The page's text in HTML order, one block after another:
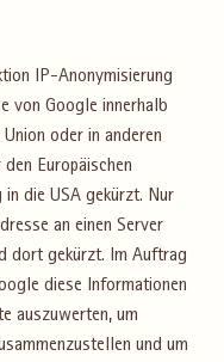
IP-Anonymisierung
von Google innerhalb
oder in anderen
Europäischen
die USA gekürzt. Nur
an einen Server
dort gekürzt. Im Auftrag
diese Informationen
auszuwerten, um
und um